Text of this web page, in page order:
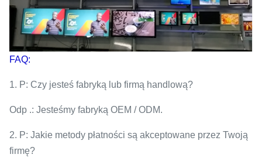
FAQ:
1. P: Czy jesteś fabryką lub firmą handlową?
Odp .: Jesteśmy fabryką OEM / ODM.
2. P: Jakie metody płatności są akceptowane przez Twoją
firmę?